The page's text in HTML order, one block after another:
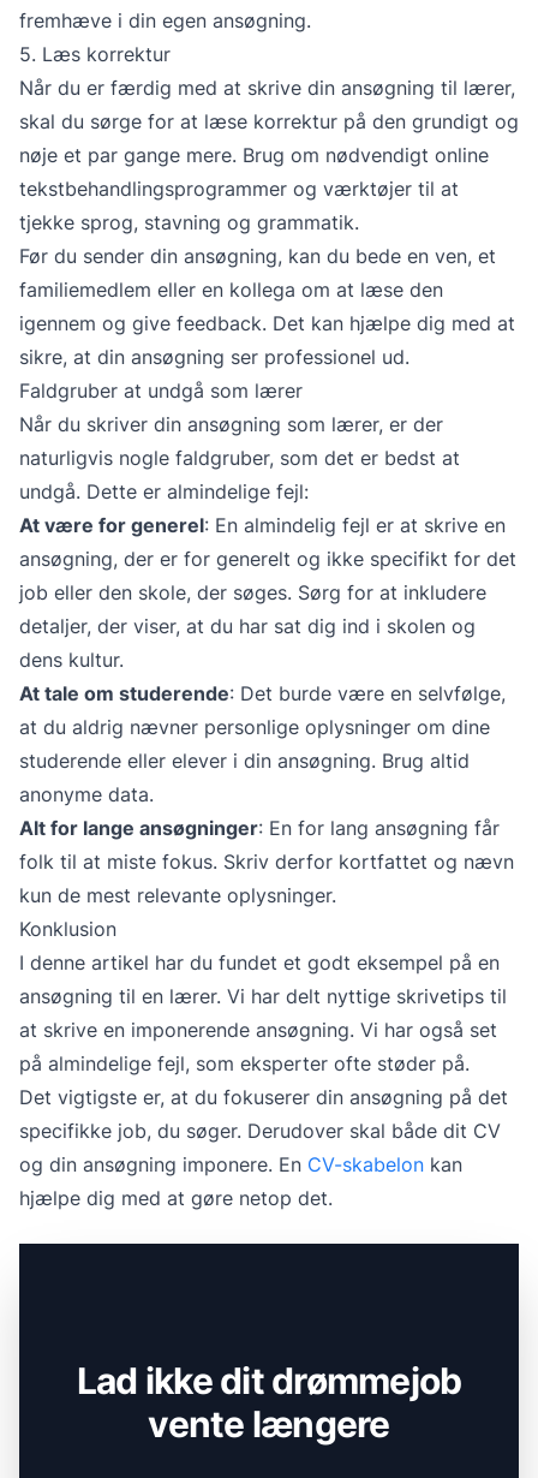
fremhæve i din egen ansøgning.
5. Læs korrektur
Når du er færdig med at skrive din ansøgning til lærer,
skal du sørge for at læse korrektur på den grundigt og
nøje et par gange mere. Brug om nødvendigt online
tekstbehandlingsprogrammer og værktøjer til at
tjekke sprog, stavning og grammatik.
Før du sender din ansøgning, kan du bede en ven, et
familiemedlem eller en kollega om at læse den
igennem og give feedback. Det kan hjælpe dig med at
sikre, at din ansøgning ser professionel ud.
Faldgruber at undgå som lærer
Når du skriver din ansøgning som lærer, er der
naturligvis nogle faldgruber, som det er bedst at
undgå. Dette er almindelige fejl:
At være for generel: En almindelig fejl er at skrive en
ansøgning, der er for generelt og ikke specifikt for det
job eller den skole, der søges. Sørg for at inkludere
detaljer, der viser, at du har sat dig ind i skolen og
dens kultur.
At tale om studerende: Det burde være en selvfølge,
at du aldrig nævner personlige oplysninger om dine
studerende eller elever i din ansøgning. Brug altid
anonyme data.
Alt for lange ansøgninger: En for lang ansøgning får
folk til at miste fokus. Skriv derfor kortfattet og nævn
kun de mest relevante oplysninger.
Konklusion
I denne artikel har du fundet et godt eksempel på en
ansøgning til en lærer. Vi har delt nyttige skrivetips til
at skrive en imponerende ansøgning. Vi har også set
på almindelige fejl, som eksperter ofte støder på.
Det vigtigste er, at du fokuserer din ansøgning på det
specifikke job, du søger. Derudover skal både dit CV
og din ansøgning imponere. En CV-skabelon kan
hjælpe dig med at gøre netop det.
Lad ikke dit drømmejob
vente længere